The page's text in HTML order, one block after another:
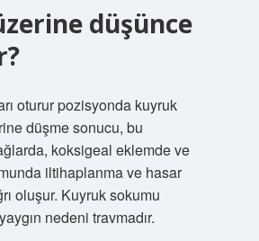
düşünce
oturur pozisyonda kuyruk
düşme sonucu, bu
koksigeal eklemde ve
iltihaplanma ve hasar
oluşur. Kuyruk sokumu
nedeni travmadır.